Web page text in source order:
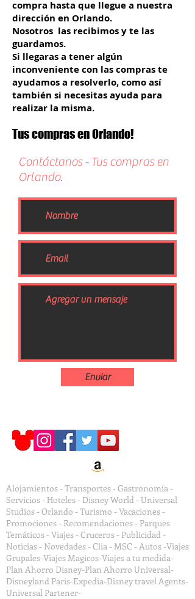
compra hasta que llegue a nuestra
dirección en Orlando.
Nosotros las recibimos y te las
guardamos.
Si llegaras a tener algún
inconveniente con las compras te
ayudamos a resolverlo, como así
también si necesitas ayuda para
realizar la misma.
Tus compras en Orlando!
Contáctanos - Tus compras en
Orlando.
Enviar
Alojamientos - Transportes - Gastronomía -
Servicios - Hoteles - Disney World - Universal
Studios - Orlando - Turismo - Vacaciones -
Promociones - Recomendaciones - Parques
Temáticos - Viajes - Cruceros - Publicidad -
Noticias - Novedades - Clia - MSC - Autos -Viajes
Grupales-Viajes Magicos-Viajes a tu medida-
Plan Ahorro Disney-Plan Ahorro Universal-
Disneyland Paris-Expedia-Disney travel Agents-
Universal Partener-